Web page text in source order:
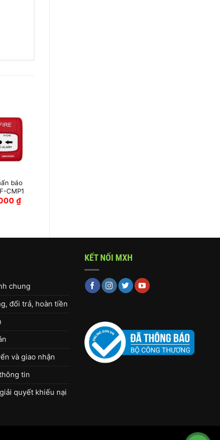
báo
CMP1
₫
chung
đổi trả, hoàn tiền
và giao nhận
tin
quyết khiếu nại
KẾT NỐI MXH